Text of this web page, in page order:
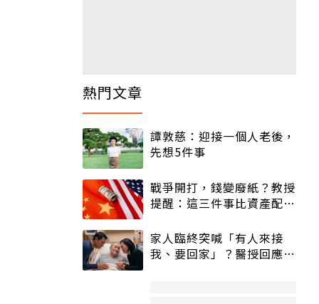
熱門文章
譚敦慈：迎接一個人老後，
先想5件事
戰爭開打，錢變廢紙？教授
提醒：這三件事比資產配置
家人臨終突喊「有人來接
我、要回家」？醫授回應方